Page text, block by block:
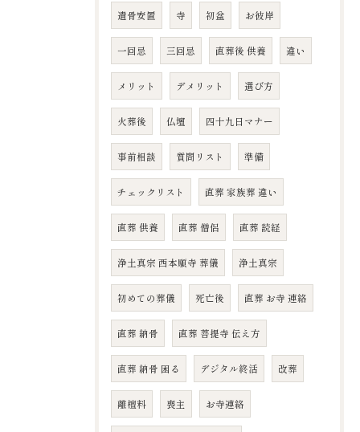
遺骨安置 寺 初盆 お彼岸
一回忌 三回忌 直葬後 供養 違い
メリット デメリット 選び方
火葬後 仏壇 四十九日マナー
事前相談 質問リスト 準備
チェックリスト 直葬 家族葬 違い
直葬 供養 直葬 僧侶 直葬 読経
浄土真宗 西本願寺 葬儀 浄土真宗
初めての葬儀 死亡後 直葬 お寺 連絡
直葬 納骨 直葬 菩提寺 伝え方
直葬 納骨 困る デジタル終活 改葬
離檀料 喪主 お寺連絡